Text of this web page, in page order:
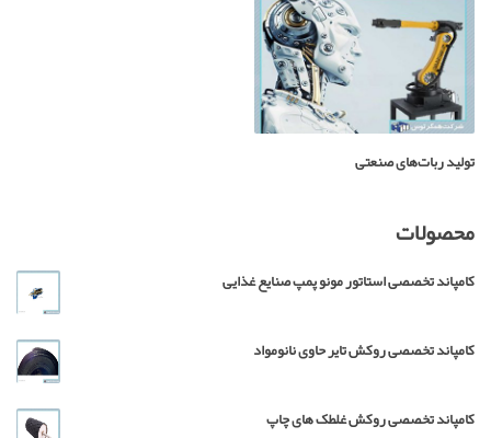
تولید ربات‌های‌ صنعتی
محصولات
کامپاند تخصصی استاتور مونو پمپ صنایع غذایی
کامپاند تخصصی روکش تایر حاوی نانومواد
کامپاند تخصصی روکش غلطک های چاپ